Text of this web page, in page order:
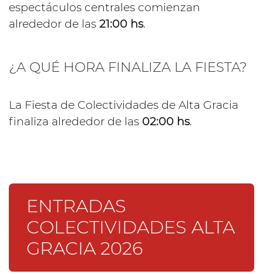
espectáculos centrales comienzan
alrededor de las 21:00 hs.
¿A QUÉ HORA FINALIZA LA FIESTA?
La Fiesta de Colectividades de Alta Gracia
finaliza alrededor de las 02:00 hs.
ENTRADAS
COLECTIVIDADES ALTA
GRACIA 2026